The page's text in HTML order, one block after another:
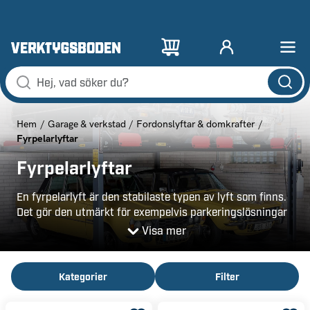
Hem Garage & verkstad Fordonslyftar & domkrafter
Fyrpelarlyftar
Fyrpelarlyftar
En fyrpelarlyft är den stabilaste typen av lyft som finns.
Det gör den utmärkt för exempelvis parkeringslösningar
när du vill få plats med flera fordon på en begränsad
hitta den som passar din verksamhet bäst.
Visa mer
Kategorier Filter